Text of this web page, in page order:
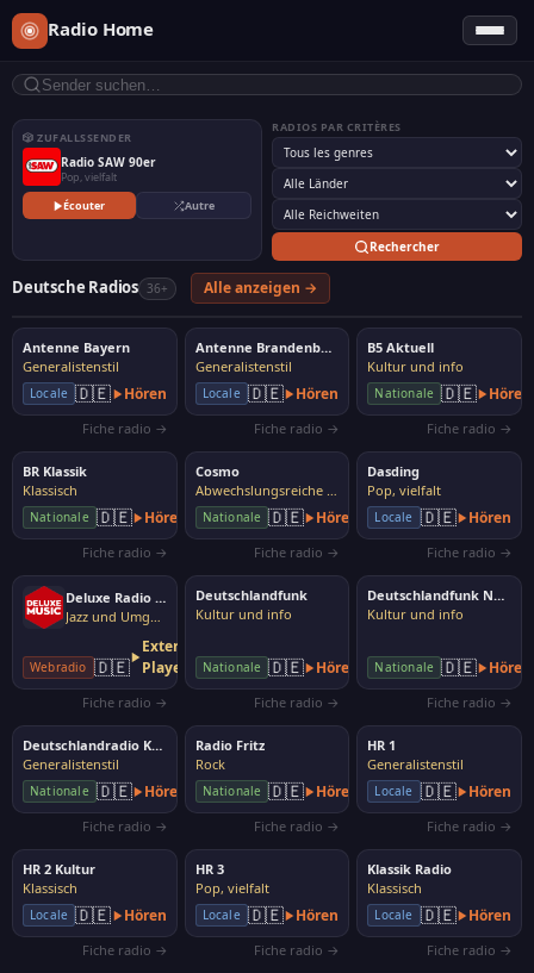
Radio Home
🎲 ZUFALLSSENDER
Radio SAW 90er
Pop, vielfalt
Écouter
Autre
RADIOS PAR CRITÈRES
Rechercher
Deutsche Radios 36+ Alle anzeigen →
Antenne Bayern
Generalistenstil
Locale 🇩🇪 Hören
Fiche radio →
Antenne Brandenburg
Generalistenstil
Locale 🇩🇪 Hören
Fiche radio →
B5 Aktuell
Kultur und info
Nationale 🇩🇪 Hören
Fiche radio →
BR Klassik
Klassisch
Nationale 🇩🇪 Hören
Fiche radio →
Cosmo
Abwechslungsreiche Musik
Nationale 🇩🇪 Hören
Fiche radio →
Dasding
Pop, vielfalt
Locale 🇩🇪 Hören
Fiche radio →
Deluxe Radio Easy
Jazz und Umgebung
Webradio 🇩🇪
Externer
Player
Fiche radio →
Deutschlandfunk
Kultur und info
Nationale 🇩🇪 Hören
Fiche radio →
Deutschlandfunk Nova
Kultur und info
Nationale 🇩🇪 Hören
Fiche radio →
Deutschlandradio Kultur
Generalistenstil
Nationale 🇩🇪 Hören
Fiche radio →
Radio Fritz
Rock
Nationale 🇩🇪 Hören
Fiche radio →
HR 1
Generalistenstil
Locale 🇩🇪 Hören
Fiche radio →
HR 2 Kultur
Klassisch
Locale 🇩🇪 Hören
Fiche radio →
HR 3
Pop, vielfalt
Locale 🇩🇪 Hören
Fiche radio →
Klassik Radio
Klassisch
Locale 🇩🇪 Hören
Fiche radio →